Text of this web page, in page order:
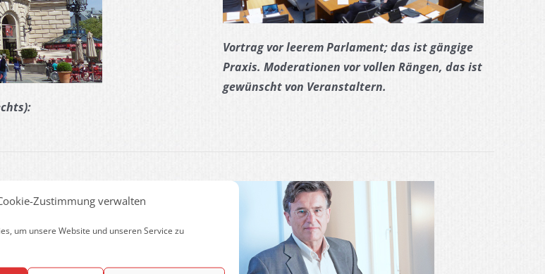
Zustimmung verwalten
um unsere Website und unseren Service zu
Vortrag vor leerem Parlament; das ist gängige
Praxis. Moderationen vor vollen Rängen, das ist
gewünscht von Veranstaltern.
Moderator. Neutralität und
gesprochen. Er ist mehr als
aufgetreten. Hohes